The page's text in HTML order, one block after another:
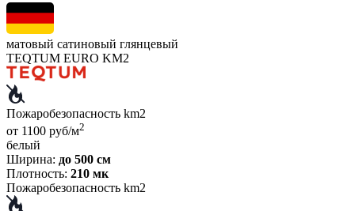
матовый сатиновый глянцевый
TEQTUM EURO KM2
Пожаробезопасность km2
от 1100 руб/м2
белый
Ширина: до 500 см
Плотность: 210 мк
Пожаробезопасность km2